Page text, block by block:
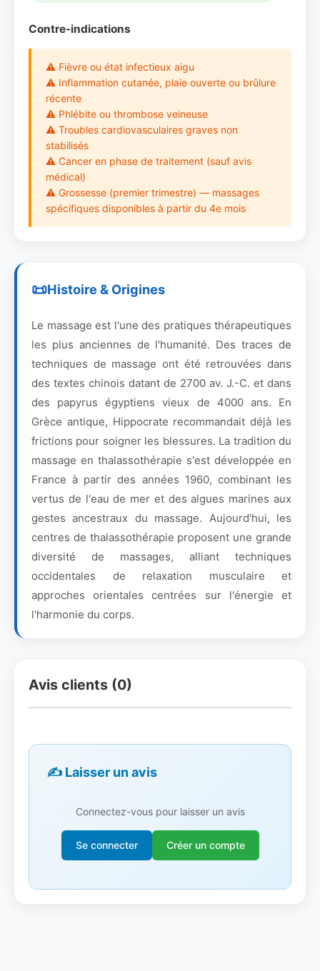
Contre-indications
⚠ Fièvre ou état infectieux aigu
⚠ Inflammation cutanée, plaie ouverte ou brûlure
récente
⚠ Phlébite ou thrombose veineuse
⚠ Troubles cardiovasculaires graves non
stabilisés
⚠ Cancer en phase de traitement (sauf avis
médical)
⚠ Grossesse (premier trimestre) — massages
spécifiques disponibles à partir du 4e mois
Histoire & Origines
Le massage est l'une des pratiques thérapeutiques
les plus anciennes de l'humanité. Des traces de
techniques de massage ont été retrouvées dans
des textes chinois datant de 2700 av. J.-C. et dans
des papyrus égyptiens vieux de 4000 ans. En
Grèce antique, Hippocrate recommandait déjà les
frictions pour soigner les blessures. La tradition du
massage en thalassothérapie s'est développée en
France à partir des années 1960, combinant les
vertus de l'eau de mer et des algues marines aux
gestes ancestraux du massage. Aujourd'hui, les
centres de thalassothérapie proposent une grande
diversité de massages, alliant techniques
occidentales de relaxation musculaire et
approches orientales centrées sur l'énergie et
l'harmonie du corps.
Avis clients (0)
✍️ Laisser un avis
Connectez-vous pour laisser un avis
Se connecter Créer un compte